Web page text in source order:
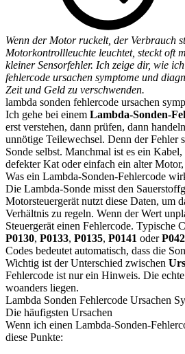
Wenn der Motor ruckelt, der Verbrauch
Motorkontrollleuchte leuchtet, steckt oft
kleiner Sensorfehler. Ich zeige dir, wie
fehlercode ursachen symptome und
Zeit und Geld zu verschwenden.
lambda sonden fehlercode ursachen
Ich gehe bei einem Lambda-Sonden-
erst verstehen, dann prüfen, dann
unnötige Teilewechsel. Denn der Fehler
Sonde selbst. Manchmal ist es ein
defekter Kat oder einfach ein alter
Was ein Lambda-Sonden-Fehlercode
Die Lambda-Sonde misst den
Motorsteuergerät nutzt diese Daten, um
Verhältnis zu regeln. Wenn der Wert
Steuergerät einen Fehlercode. Typische
P0130, P0133, P0135, P0141 oder
Codes bedeutet automatisch, dass die
Wichtig ist der Unterschied zwischen
Fehlercode ist nur ein Hinweis. Die
woanders liegen.
Lambda Sonden Fehlercode Ursachen
Die häufigsten Ursachen
Wenn ich einen Lambda-Sonden-
diese Punkte: